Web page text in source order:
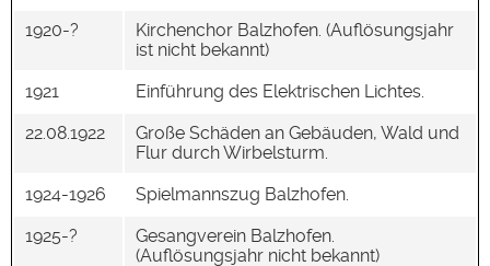
1920-?
Kirchenchor Balzhofen. (Auflösungsjahr
ist nicht bekannt)
1921
Einführung des Elektrischen Lichtes.
22.08.1922
Große Schäden an Gebäuden, Wald und
Flur durch Wirbelsturm.
1924-1926
Spielmannszug Balzhofen.
1925-?
Gesangverein Balzhofen.
(Auflösungsjahr nicht bekannt)